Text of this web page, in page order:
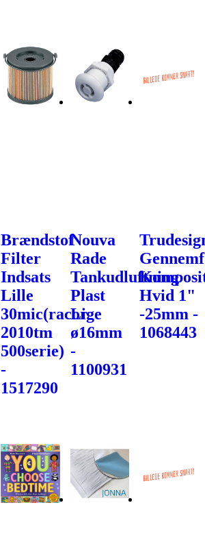
Brændstof
Filter
Indsats
Lille
30mic(racor
2010tm
500serie)
-
1517290
Nouva
Rade
Tankudluftning
Plast
Lige
ø16mm
-
1100931
Hvid 1"
-25mm -
1068443